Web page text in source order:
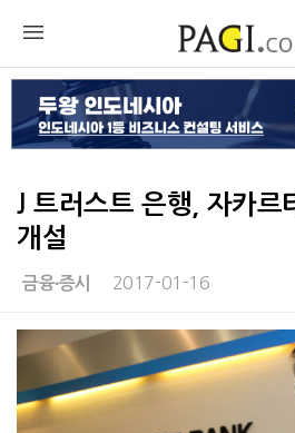
J 트러스트 은행, 자카르
개설
금융∙증시 2017-01-16
본문